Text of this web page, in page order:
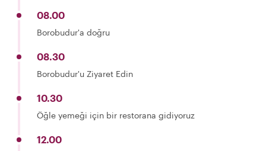
08.00
Borobudur'a doğru
08.30
Borobudur'u Ziyaret Edin
10.30
Öğle yemeği için bir restorana gidiyoruz
12.00